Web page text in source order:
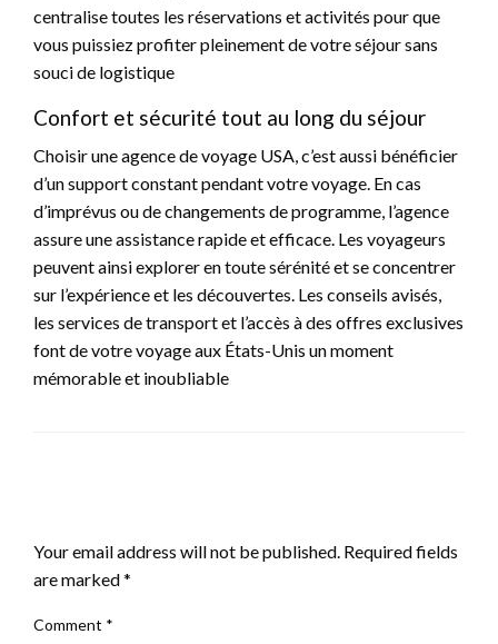
centralise toutes les réservations et activités pour que
vous puissiez profiter pleinement de votre séjour sans
souci de logistique
Confort et sécurité tout au long du séjour
Choisir une agence de voyage USA, c’est aussi bénéficier
d’un support constant pendant votre voyage. En cas
d’imprévus ou de changements de programme, l’agence
assure une assistance rapide et efficace. Les voyageurs
peuvent ainsi explorer en toute sérénité et se concentrer
sur l’expérience et les découvertes. Les conseils avisés,
les services de transport et l’accès à des offres exclusives
font de votre voyage aux États-Unis un moment
mémorable et inoubliable
Your email address will not be published. Required fields
are marked*
Comment *